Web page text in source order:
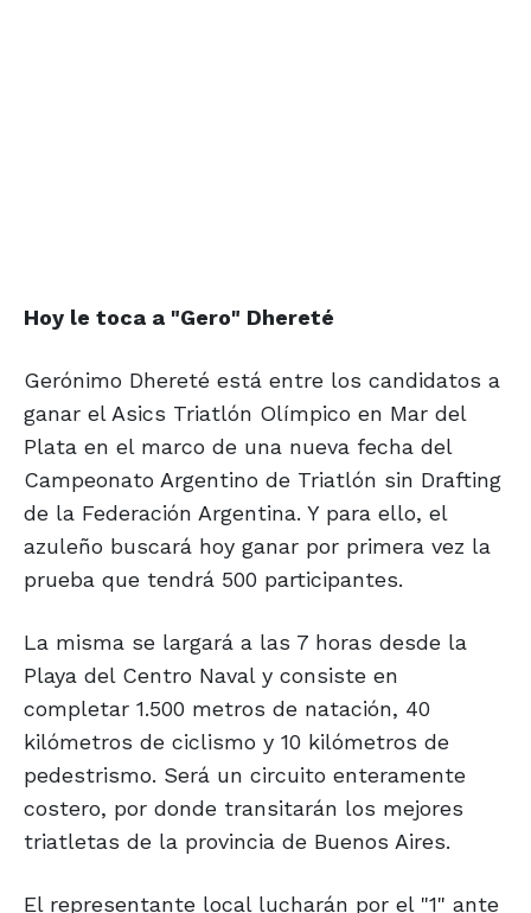
Hoy le toca a "Gero" Dhereté
Gerónimo Dhereté está entre los candidatos a
ganar el Asics Triatlón Olímpico en Mar del
Plata en el marco de una nueva fecha del
Campeonato Argentino de Triatlón sin Drafting
de la Federación Argentina. Y para ello, el
azuleño buscará hoy ganar por primera vez la
prueba que tendrá 500 participantes.
La misma se largará a las 7 horas desde la
Playa del Centro Naval y consiste en
completar 1.500 metros de natación, 40
kilómetros de ciclismo y 10 kilómetros de
pedestrismo. Será un circuito enteramente
costero, por donde transitarán los mejores
triatletas de la provincia de Buenos Aires.
El representante local lucharán por el "1" ante